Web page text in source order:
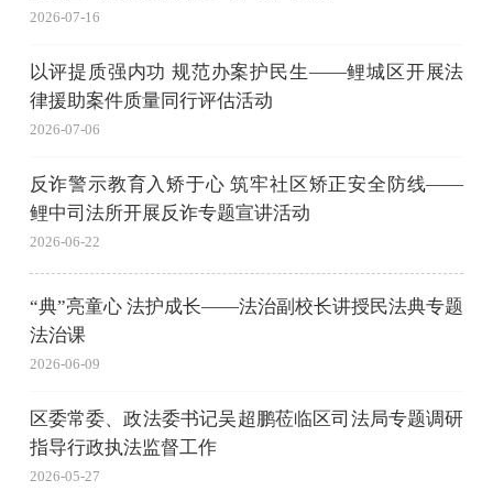
2026-07-16
以评提质强内功 规范办案护民生——鲤城区开展法
律援助案件质量同行评估活动
2026-07-06
反诈警示教育入矫于心 筑牢社区矫正安全防线——
鲤中司法所开展反诈专题宣讲活动
2026-06-22
“典”亮童心 法护成长——法治副校长讲授民法典专题
法治课
2026-06-09
区委常委、政法委书记吴超鹏莅临区司法局专题调研
指导行政执法监督工作
2026-05-27